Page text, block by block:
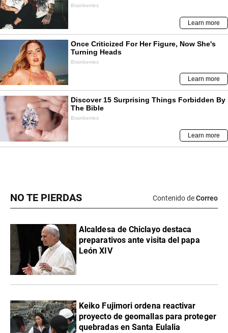
NO TE PIERDAS Contenido deCorreo
Alcaldesa de Chiclayo destaca
preparativos ante visita del papa
León XIV
Keiko Fujimori ordena reactivar
proyecto de geomallas para proteger
quebradas en Santa Eulalia